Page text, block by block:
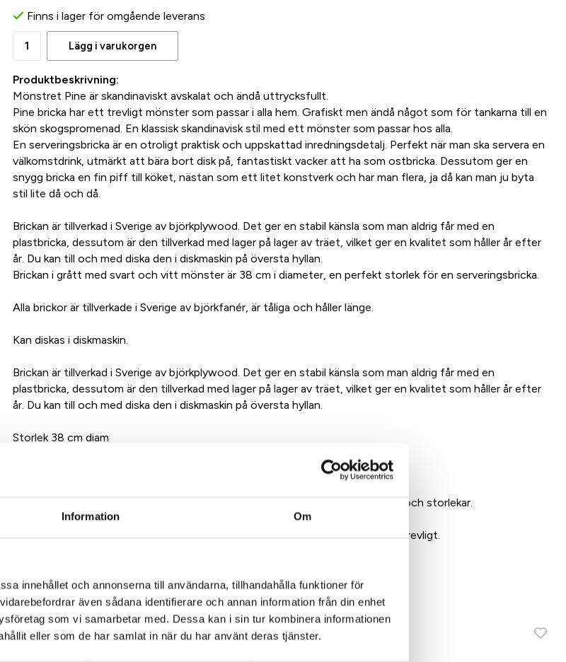
Information Om
innehållet och annonserna till användarna, tillhandahålla funktioner för
även sådana identifierare och annan information från din enhet
som vi samarbetar med. Dessa kan i sin tur kombinera informationen
eller som de har samlat in när du har använt deras tjänster.
Finns i lager för omgående leverans
Lägg i varukorgen
Produktbeskrivning:
Mönstret Pine är skandinaviskt avskalat och ändå uttrycksfullt.
Pine bricka har ett trevligt mönster som passar i alla hem. Grafiskt men ändå något som för tankarna till en
skön skogspromenad. En klassisk skandinavisk stil med ett mönster som passar hos alla.
En serveringsbricka är en otroligt praktisk och uppskattad inredningsdetalj. Perfekt när man ska servera en
välkomstdrink, utmärkt att bära bort disk på, fantastiskt vacker att ha som ostbricka. Dessutom ger en
snygg bricka en fin piff till köket, nästan som ett litet konstverk och har man flera, ja då kan man ju byta
stil lite då och då.
Brickan är tillverkad i Sverige av björkplywood. Det ger en stabil känsla som man aldrig får med en
plastbricka, dessutom är den tillverkad med lager på lager av träet, vilket ger en kvalitet som håller år efter
år. Du kan till och med diska den i diskmaskin på översta hyllan.
Brickan i grått med svart och vitt mönster är 38 cm i diameter, en perfekt storlek för en serveringsbricka.
Alla brickor är tillverkade i Sverige av björkfanér, är tåliga och håller länge.
Kan diskas i diskmaskin.
Brickan är tillverkad i Sverige av björkplywood. Det ger en stabil känsla som man aldrig får med en
plastbricka, dessutom är den tillverkad med lager på lager av träet, vilket ger en kvalitet som håller år efter
år. Du kan till och med diska den i diskmaskin på översta hyllan.
Storlek 38 cm diam
Mönstret Pine finns i ett flertal olika produkter och brickan finns i flera färger och storlekar.
Se gärna våra övriga produkter i mönstret Pine och matcha ihop något riktigt trevligt.
tillbehör till denna produkt